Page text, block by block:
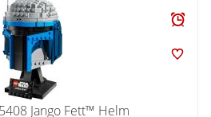
Jango Fett™ Helm